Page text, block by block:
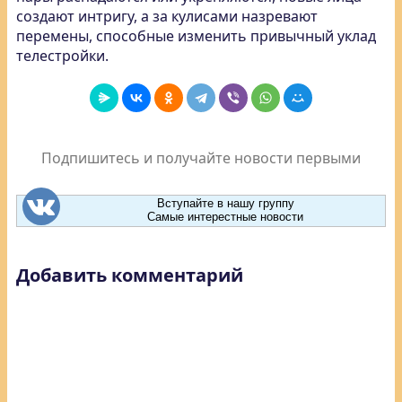
создают интригу, а за кулисами назревают
перемены, способные изменить привычный уклад
телестройки.
Подпишитесь и получайте новости первыми
Вступайте в нашу группу
Самые интерестные новости
Добавить комментарий